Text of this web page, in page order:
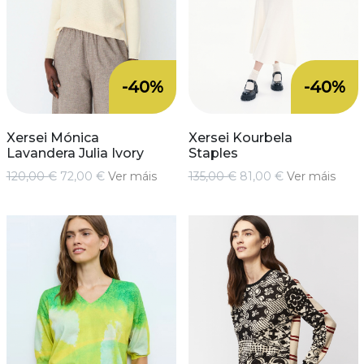
-40%
Xersei Mónica
Lavandera Julia Ivory
120,00 € 72,00 € Ver máis
-40%
Xersei Kourbela
Staples
135,00 € 81,00 € Ver máis